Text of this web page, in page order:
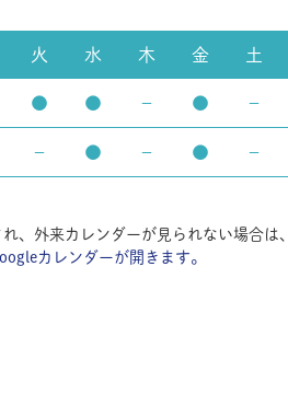
火 水 木 金 土
● ● － ● －
－ ● － ● －
、外来カレンダーが見られない場合は、
カレンダーが開きます。